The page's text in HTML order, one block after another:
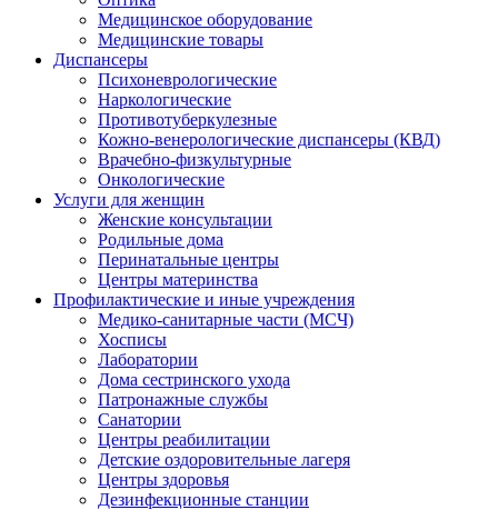
Медицинское оборудование
Медицинские товары
Диспансеры
Психоневрологические
Наркологические
Противотуберкулезные
Кожно-венерологические диспансеры (КВД)
Врачебно-физкультурные
Онкологические
Услуги для женщин
Женские консультации
Родильные дома
Перинатальные центры
Центры материнства
Профилактические и иные учреждения
Медико-санитарные части (МСЧ)
Хосписы
Лаборатории
Дома сестринского ухода
Патронажные службы
Санатории
Центры реабилитации
Детские оздоровительные лагеря
Центры здоровья
Дезинфекционные станции